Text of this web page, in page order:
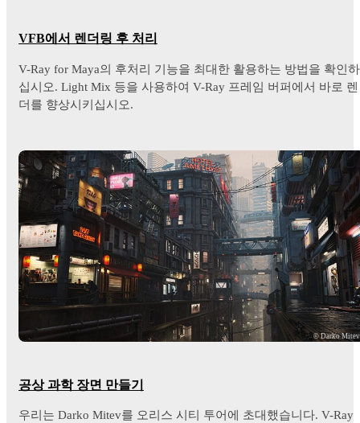
VFB에서 렌더링 후 처리
V-Ray for Maya의 후처리 기능을 최대한 활용하는 방법을 확인하
십시오. Light Mix 등을 사용하여 V-Ray 프레임 버퍼에서 바로 렌
더를 향상시키십시오.
© Darko Mitev
공상 과학 장면 만들기
우리는 Darko Mitev를 오리스 시티 투어에 초대했습니다. V-Ray